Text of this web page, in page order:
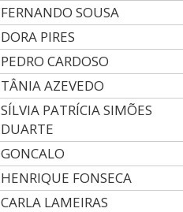
FERNANDO SOUSA
DORA PIRES
PEDRO CARDOSO
TÂNIA AZEVEDO
SÍLVIA PATRÍCIA SIMÕES
DUARTE
GONCALO
HENRIQUE FONSECA
CARLA LAMEIRAS